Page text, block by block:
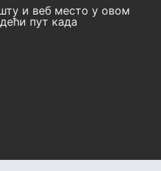
и веб место у овом
пут када